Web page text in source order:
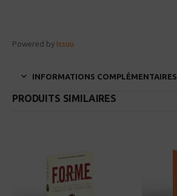
Powered by Issuu
INFORMATIONS COMPLÉMENTAIRES
PRODUITS SIMILAIRES